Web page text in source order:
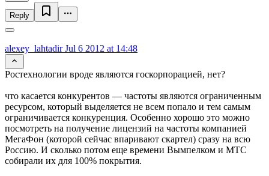
Reply
alexey_lahtadirJul 6 2012 at 14:48
Ростехнологии вроде являются госкорпорацией, нет?
что касается конкурентов — частоты являются ограниченным
ресурсом, который выделяется не всем попало и тем самым
ограничивается конкуренция. Особенно хорошо это можно
посмотреть на получение лицензий на частоты компанией
МегаФон (которой сейчас впаривают скартел) сразу на всю
Россию. И сколько потом еще времени Вымпелком и МТС
собирали их для 100% покрытия.